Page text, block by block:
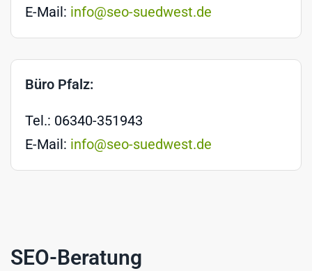
E-Mail: info@seo-suedwest.de
Büro Pfalz:
Tel.: 06340-351943
E-Mail: info@seo-suedwest.de
SEO-Beratung